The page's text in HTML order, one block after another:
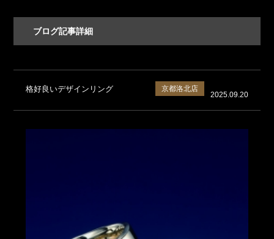
ブログ記事詳細
格好良いデザインリング
2025.09.20
京都洛北店